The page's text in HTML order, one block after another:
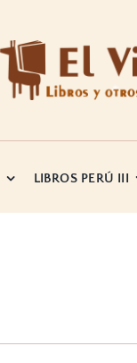
LIBROS PERÚ III